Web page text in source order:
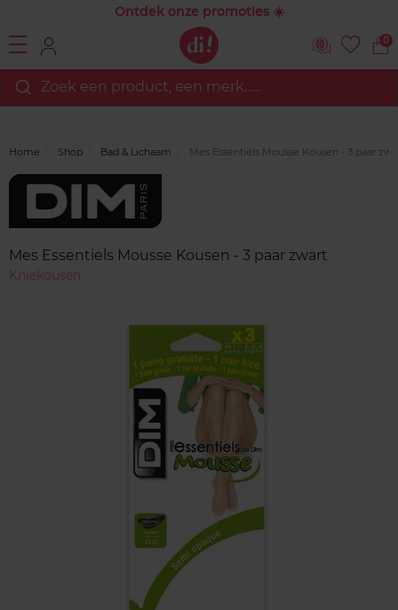
Ontdek onze promoties ☀️
0
Zoek een product, een merk…...
Home Shop Bad & Lichaam Mes Essentiels Mousse Kousen - 3 paar
Merk
Mes Essentiels Mousse Kousen - 3 paar zwart
Kniekousen